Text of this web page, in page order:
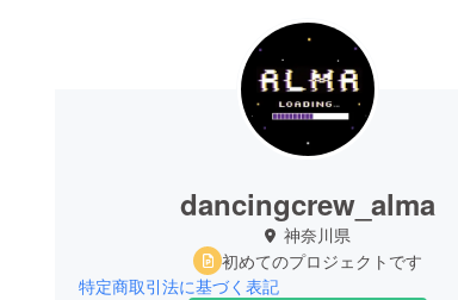
dancingcrew_alma
神奈川県
初めてのプロジェクトです
特定商取引法に基づく表記